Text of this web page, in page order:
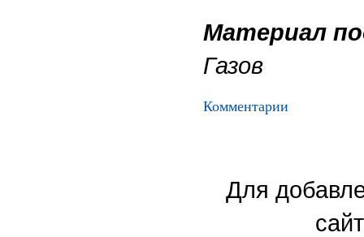
Материал
Газов
Комментарии
Для